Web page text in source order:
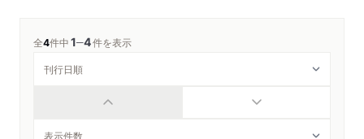
全4件中1─4件を表示